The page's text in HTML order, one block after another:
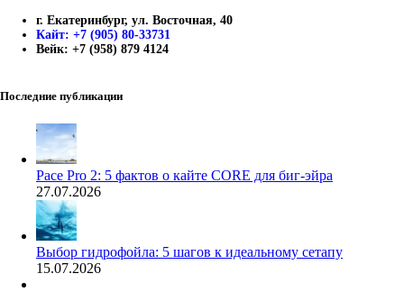
г. Екатеринбург, ул. Восточная, 40
Кайт: +7 (905) 80-33731
Вейк: +7 (958) 879 4124
Последние публикации
Pace Pro 2: 5 фактов о кайте CORE для биг-эйра
27.07.2026
Выбор гидрофойла: 5 шагов к идеальному сетапу
15.07.2026